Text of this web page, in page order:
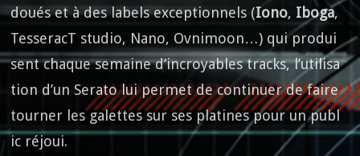
doués et à des labels exceptionnels (Iono, Iboga,
TesseracT studio, Nano, Ovnimoon…) qui produi
sent chaque semaine d’incroyables tracks, l’utilisa
tion d’un Serato lui permet de continuer de faire
tourner les galettes sur ses platines pour un publ
ic réjoui.